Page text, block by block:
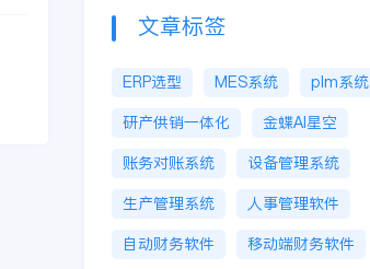
文章标签
ERP选型 MES系统
plm系统
研产供销一体化
金蝶AI星空
账务对账系统
设备管理系统
生产管理系统
人事管理软件
自动财务软件
移动端财务软件